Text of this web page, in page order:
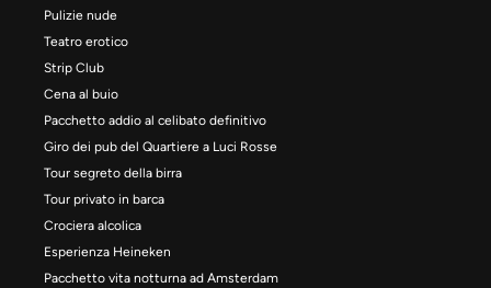
Pulizie nude
Teatro erotico
Strip Club
Cena al buio
Pacchetto addio al celibato definitivo
Giro dei pub del Quartiere a Luci Rosse
Tour segreto della birra
Tour privato in barca
Crociera alcolica
Esperienza Heineken
Pacchetto vita notturna ad Amsterdam